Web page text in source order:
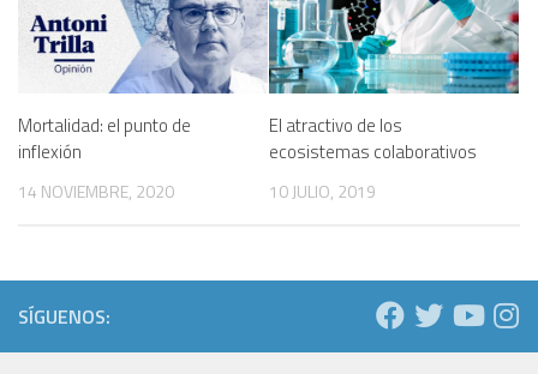
Mortalidad: el punto de
inflexión
14 NOVIEMBRE, 2020
El atractivo de los
ecosistemas colaborativos
10 JULIO, 2019
SÍGUENOS: